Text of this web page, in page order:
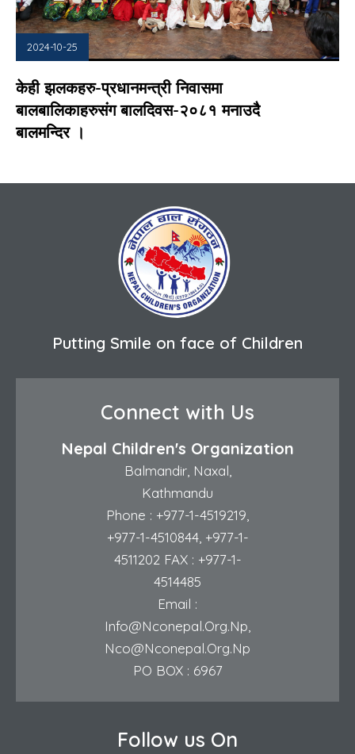
2024-10-25
केही झलकहरु-प्रधानमन्त्री निवासमा
बालबालिकाहरुसंग बालदिवस-२०८१ मनाउदै
बालमन्दिर ।
Putting Smile on face of Children
Connect with Us
Nepal Children's Organization
Balmandir, Naxal,
Kathmandu
Phone : +977-1-4519219
+977-1-4510844, +977-1-
4511202 FAX : +977-1-
4514485
Email :
Info@nconepal.org.np
Nco@nconepal.org.np
PO BOX : 6967
Follow us On